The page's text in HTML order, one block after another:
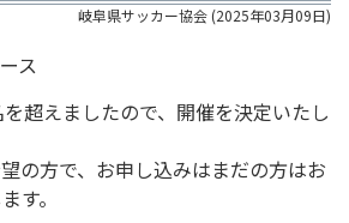
岐阜県サッカー協会 (2025年03月09日)
ス
超えましたので、開催を決定いたし
の方で、お申し込みはまだの方はお
す。